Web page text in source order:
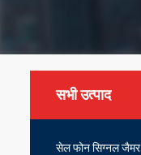
सभी उत्पाद
सेल फोन सिग्नल जैमर